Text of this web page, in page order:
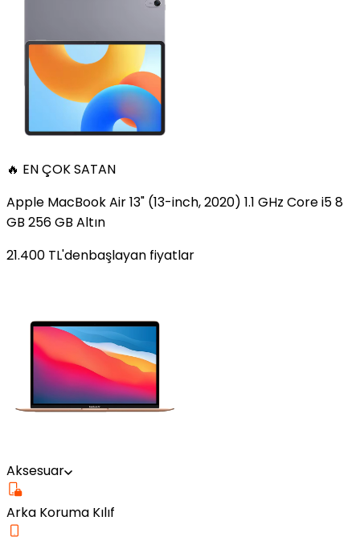
🔥 EN ÇOK SATAN
Apple MacBook Air 13" (13-inch, 2020) 1.1 GHz Core i5 8
GB 256 GB Altın
21.400 TL'denbaşlayan fiyatlar
Aksesuar
Arka Koruma Kılıf